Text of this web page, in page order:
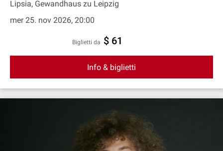
Lipsia, Gewandhaus zu Leipzig
mer 25. nov 2026, 20:00
Biglietti da $ 61
Info & biglietti